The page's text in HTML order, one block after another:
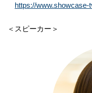
https://www.showcase-
＜スピーカー＞